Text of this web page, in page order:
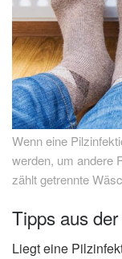
Wenn eine
werden, um andere
zählt getrennte
Tipps aus
Liegt eine